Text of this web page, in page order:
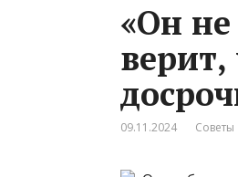
«Он
09.11.2024 Советы